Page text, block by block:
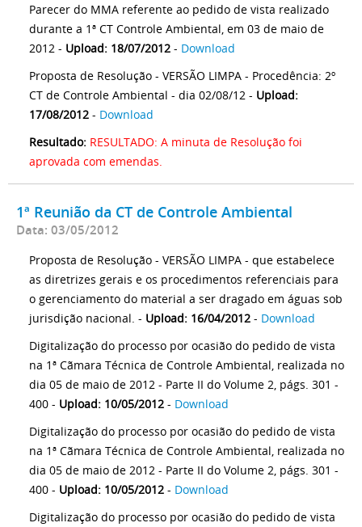
Parecer do MMA referente ao pedido de vista realizado
durante a 1ª CT Controle Ambiental, em 03 de maio de
2012 - Upload: 18/07/2012 - Download
Proposta de Resolução - VERSÃO LIMPA - Procedência: 2º
CT de Controle Ambiental - dia 02/08/12 - Upload:
17/08/2012 - Download
Resultado: RESULTADO: A minuta de Resolução foi
aprovada com emendas.
1ª Reunião da CT de Controle Ambiental
Data: 03/05/2012
Proposta de Resolução - VERSÃO LIMPA - que estabelece
as diretrizes gerais e os procedimentos referenciais para
o gerenciamento do material a ser dragado em águas sob
jurisdição nacional. - Upload: 16/04/2012 - Download
Digitalização do processo por ocasião do pedido de vista
na 1ª Cãmara Técnica de Controle Ambiental, realizada no
dia 05 de maio de 2012 - Parte II do Volume 2, págs. 301 -
400 - Upload: 10/05/2012 - Download
Digitalização do processo por ocasião do pedido de vista
na 1ª Cãmara Técnica de Controle Ambiental, realizada no
dia 05 de maio de 2012 - Parte II do Volume 2, págs. 301 -
400 - Upload: 10/05/2012 - Download
Digitalização do processo por ocasião do pedido de vista